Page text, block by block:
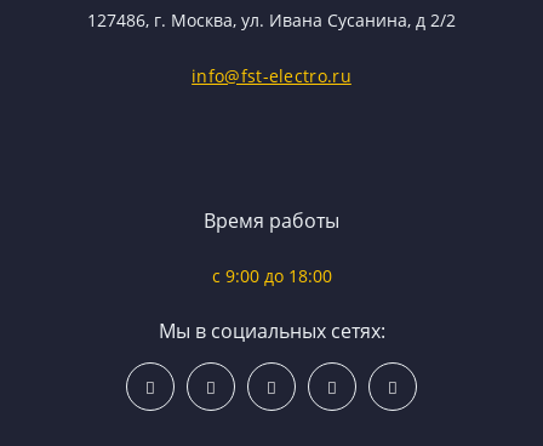
127486, г. Москва, ул. Ивана Сусанина, д 2/2
info@fst-electro.ru
Время работы
c 9:00 до 18:00
Мы в социальных сетях: